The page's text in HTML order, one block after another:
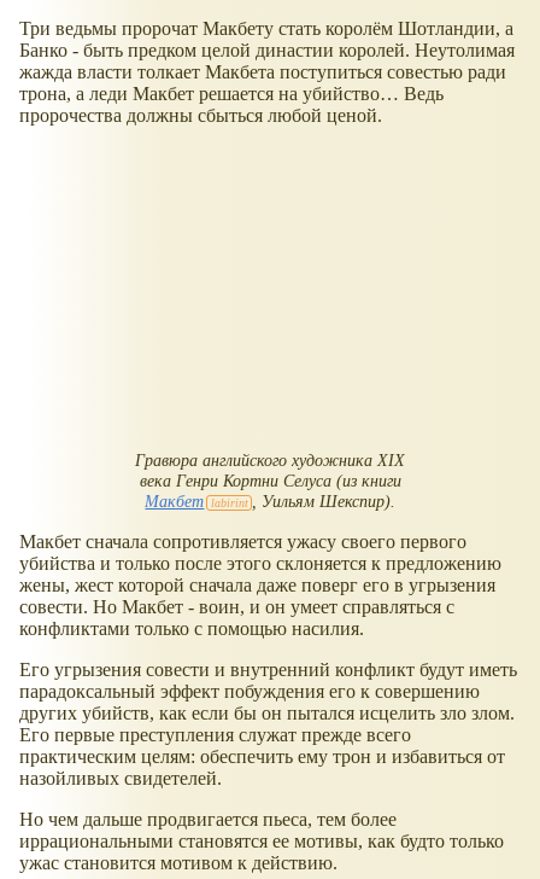
Три ведьмы пророчат Макбету стать королём Шотландии, а
Банко - быть предком целой династии королей. Неутолимая
жажда власти толкает Макбета поступиться совестью ради
трона, а леди Макбет решается на убийство… Ведь
пророчества должны сбыться любой ценой.
Гравюра английского художника XIX
века Генри Кортни Селуса (из книги
Макбет
, Уильям Шекспир).
Макбет сначала сопротивляется ужасу своего первого
убийства и только после этого склоняется к предложению
жены, жест которой сначала даже поверг его в угрызения
совести. Но Макбет - воин, и он умеет справляться с
конфликтами только с помощью насилия.
Его угрызения совести и внутренний конфликт будут иметь
парадоксальный эффект побуждения его к совершению
других убийств, как если бы он пытался исцелить зло злом.
Его первые преступления служат прежде всего
практическим целям: обеспечить ему трон и избавиться от
назойливых свидетелей.
Но чем дальше продвигается пьеса, тем более
иррациональными становятся ее мотивы, как будто только
ужас становится мотивом к действию.